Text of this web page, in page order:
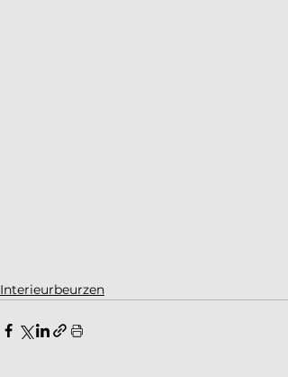
Interieurbeurzen